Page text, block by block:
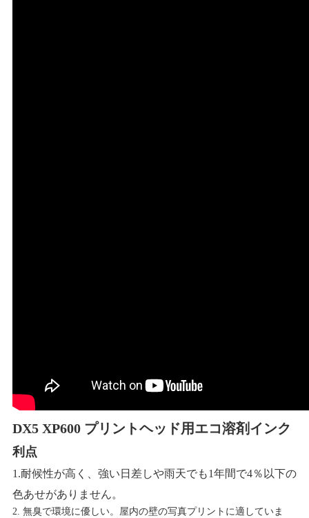
DX5 XP600 プリントヘッド用エコ溶剤インク
利点
1.耐候性が高く、強い日差しや雨天でも1年間で4％以下の
色あせがありません。
2. 無臭で環境に優しい。屋内の壁の写真プリントに適していま